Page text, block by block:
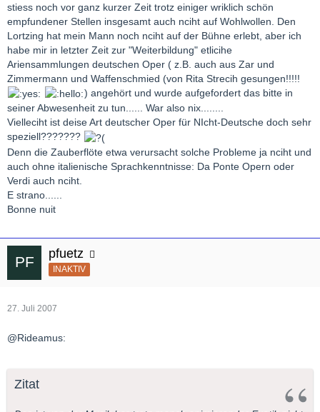
stiess noch vor ganz kurzer Zeit trotz einiger wriklich schön
empfundener Stellen insgesamt auch nciht auf Wohlwollen. Den
Lortzing hat mein Mann noch nciht auf der Bühne erlebt, aber ich
habe mir in letzter Zeit zur "Weiterbildung" etlicihe
Ariensammlungen deutschen Oper ( z.B. auch aus Zar und
Zimmermann und Waffenschmied (von Rita Strecih gesungen!!!!!
) angehört und wurde aufgefordert das bitte in
seiner Abwesenheit zu tun...... War also nix........
Vielleciht ist deise Art deutscher Oper für NIcht-Deutsche doch sehr
speziell???????
Denn die Zauberflöte etwa verursacht solche Probleme ja nciht und
auch ohne italienische Sprachkenntnisse: Da Ponte Opern oder
Verdi auch nciht.
E strano......
Bonne nuit
pfuetz
INAKTIV
27. Juli 2007
@Rideamus:
Zitat